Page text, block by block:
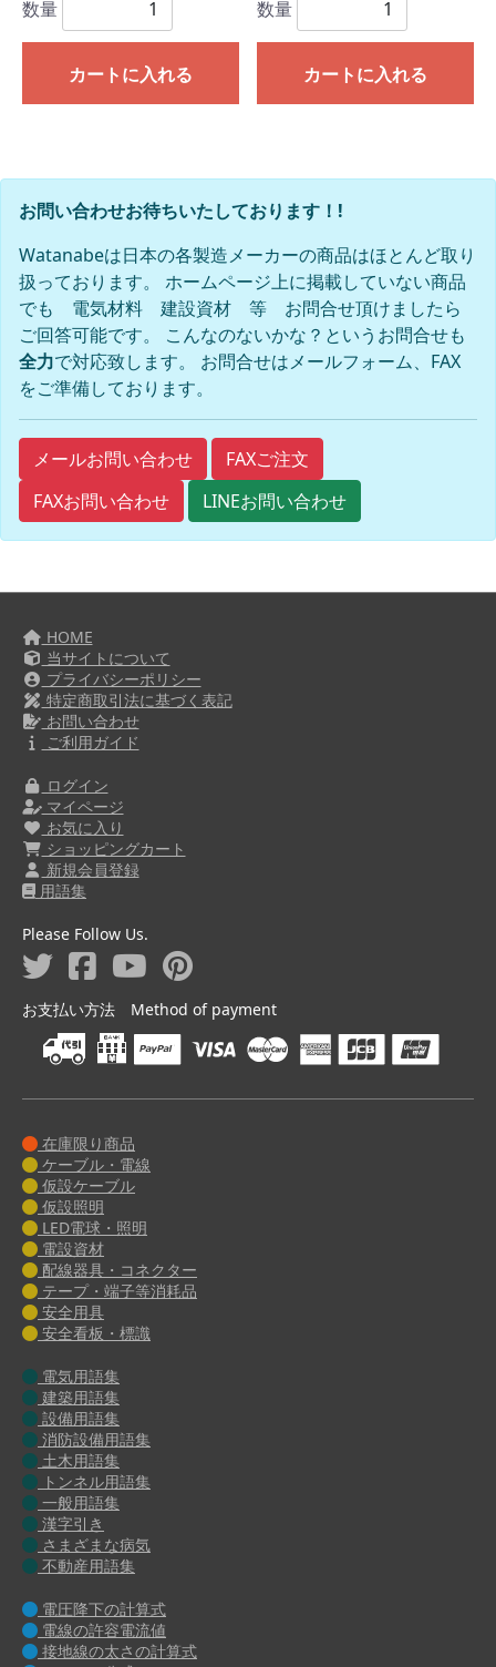
数量
カートに入れる
数量
カートに入れる
お問い合わせお待ちいたしております！!
Watanabeは日本の各製造メーカーの商品はほとんど取り
扱っております。 ホームページ上に掲載していない商品
でも 電気材料 建設資材 等 お問合せ頂けましたら
ご回答可能です。 こんなのないかな？というお問合せも
全力で対応致します。 お問合せはメールフォーム、FAX
をご準備しております。
メールお問い合わせ
FAXご注文
FAXお問い合わせ
LINEお問い合わせ
HOME
当サイトについて
プライバシーポリシー
特定商取引法に基づく表記
お問い合わせ
ご利用ガイド
ログイン
マイページ
お気に入り
ショッピングカート
新規会員登録
用語集
Please Follow Us.
お支払い方法 Method of payment
在庫限り商品
ケーブル・電線
仮設ケーブル
仮設照明
LED電球・照明
電設資材
配線器具・コネクター
テープ・端子等消耗品
安全用具
安全看板・標識
電気用語集
建築用語集
設備用語集
消防設備用語集
土木用語集
トンネル用語集
一般用語集
漢字引き
さまざまな病気
不動産用語集
電圧降下の計算式
電線の許容電流値
接地線の太さの計算式